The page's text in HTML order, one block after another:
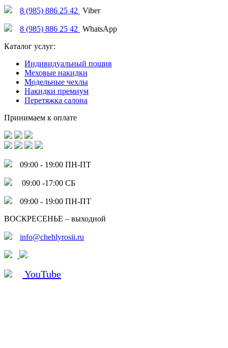
8 (985) 886 25 42 Viber
8 (985) 886 25 42 WhatsApp
Каталог услуг:
Индивидуальный пошив
Меховые накидки
Модельные чехлы
Накидки премиум
Перетяжка салона
Принимаем к оплате
09:00 - 19:00 ПН-ПТ
09:00 -17:00 СБ
09:00 - 19:00 ПН-ПТ
ВОСКРЕСЕНЬЕ – выходной
info@chehlyrosii.ru
YouTube